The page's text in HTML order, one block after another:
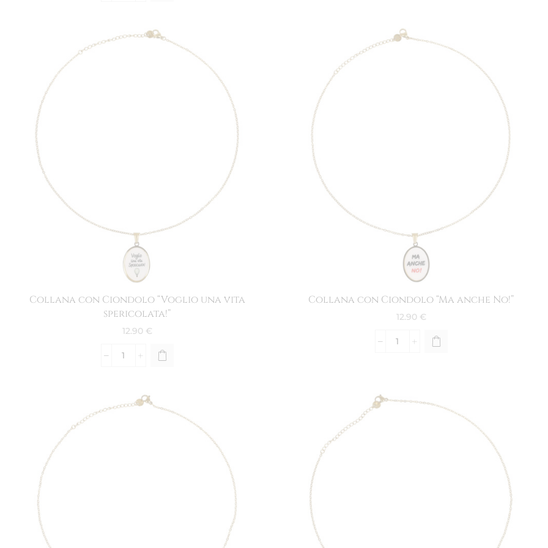
Collana con Ciondolo “Voglio una vita
spericolata!”
12.90 €
Collana con Ciondolo “Ma anche No!”
12.90 €